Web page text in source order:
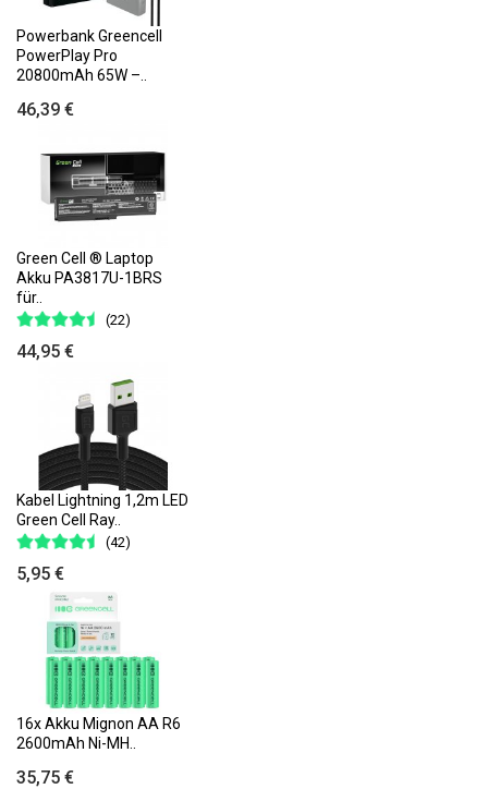
Powerbank Greencell
PowerPlay Pro
20800mAh 65W –..
46,39 €
Green Cell ® Laptop
Akku PA3817U-1BRS
für..
(22)
44,95 €
Kabel Lightning 1,2m LED
Green Cell Ray..
(42)
5,95 €
16x Akku Mignon AA R6
2600mAh Ni-MH..
35,75 €